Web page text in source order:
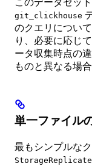
このデータセット
git_clickhouse
のクエリについ
り、必要に応じ
ータ収集時点の
ものと異なる場
単一ファイル
最もシンプルな